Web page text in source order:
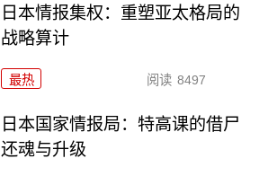
日本情报集权：重塑亚太格局的
战略算计
最热 阅读 8497
日本国家情报局：特高课的借尸
还魂与升级